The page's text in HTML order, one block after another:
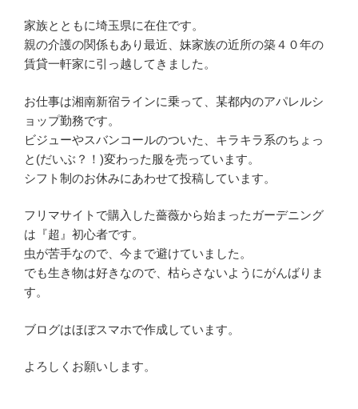
家族とともに埼玉県に在住です。
親の介護の関係もあり最近、妹家族の近所の築４０年の
賃貸一軒家に引っ越してきました。
お仕事は湘南新宿ラインに乗って、某都内のアパレルシ
ョップ勤務です。
ビジューやスバンコールのついた、キラキラ系のちょっ
と(だいぶ？！)変わった服を売っています。
シフト制のお休みにあわせて投稿しています。
フリマサイトで購入した薔薇から始まったガーデニング
は『超』初心者です。
虫が苦手なので、今まで避けていました。
でも生き物は好きなので、枯らさないようにがんばりま
す。
ブログはほぼスマホで作成しています。
よろしくお願いします。